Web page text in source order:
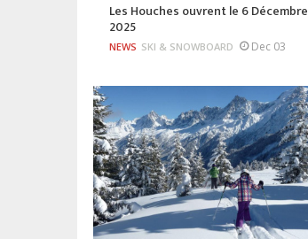
Les Houches ouvrent le 6 Décembre
2025
NEWS SKI & SNOWBOARD Dec 03